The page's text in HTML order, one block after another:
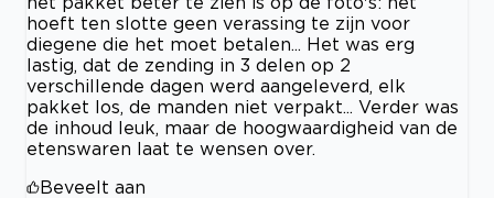
hoeft ten slotte geen verassing te zijn voor
diegene die het moet betalen... Het was erg
lastig, dat de zending in 3 delen op 2
verschillende dagen werd aangeleverd, elk
pakket los, de manden niet verpakt... Verder was
de inhoud leuk, maar de hoogwaardigheid van de
etenswaren laat te wensen over.
Beveelt aan